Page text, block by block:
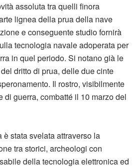
assoluta tra quelli finora
lignea della prua della nave
e conseguente studio fornirà
tecnologia navale adoperata per
in quel periodo. Si notano già le
dritto di prua, delle due cinte
Il rostro, visibilmente
di guerra, combatté il 10 marzo del
è stata svelata attraverso la
tra storici, archeologi con
della tecnologia elettronica ed